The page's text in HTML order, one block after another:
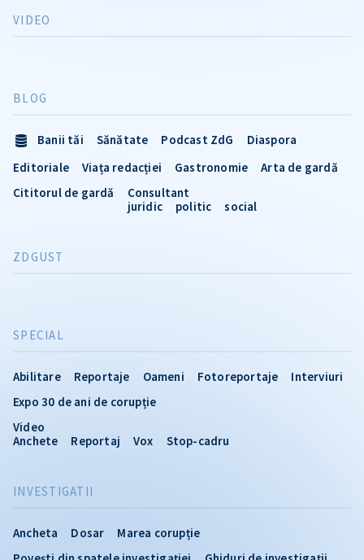
INVESTIGATII
Ancheta Dosar
Marea corupție
VIDEO
SPECIAL
Abilitare Reportaje Oameni Fotoreportaje
Interviuri
Expo 30 de ani de corupție
Video
Anchete
Reportaj Vox Stop-cadru
BLOG
Banii tăi Sănătate Podcast ZdG
Diaspora
Editoriale
Viața redacției Gastronomie
Arta de gardă
Cititorul de gardă
Consultant
juridic
politic social
ZDGUST